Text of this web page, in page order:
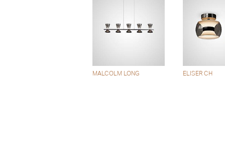
MALCOLM LONG ELISER CH